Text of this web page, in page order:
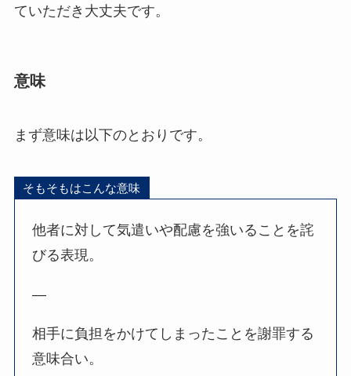
ていただき大丈夫です。
意味
まず意味は以下のとおりです。
そもそもはこんな意味
他者に対して気遣いや配慮を強いることを詫
びる表現。
—
相手に負担をかけてしまったことを謝罪する
意味合い。